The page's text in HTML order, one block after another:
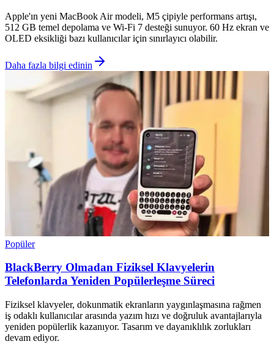
Apple'ın yeni MacBook Air modeli, M5 çipiyle performans artışı,
512 GB temel depolama ve Wi-Fi 7 desteği sunuyor. 60 Hz ekran ve
OLED eksikliği bazı kullanıcılar için sınırlayıcı olabilir.
Daha fazla bilgi edinin
Popüler
BlackBerry Olmadan Fiziksel Klavyelerin
Telefonlarda Yeniden Popülerleşme Süreci
Fiziksel klavyeler, dokunmatik ekranların yaygınlaşmasına rağmen
iş odaklı kullanıcılar arasında yazım hızı ve doğruluk avantajlarıyla
yeniden popülerlik kazanıyor. Tasarım ve dayanıklılık zorlukları
devam ediyor.